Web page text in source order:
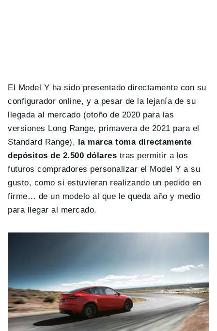
El Model Y ha sido presentado directamente con su
configurador online, y a pesar de la lejanía de su
llegada al mercado (otoño de 2020 para las
versiones Long Range, primavera de 2021 para el
Standard Range), la marca toma directamente
depósitos de 2.500 dólares tras permitir a los
futuros compradores personalizar el Model Y a su
gusto, como si estuvieran realizando un pedido en
firme… de un modelo al que le queda año y medio
para llegar al mercado.